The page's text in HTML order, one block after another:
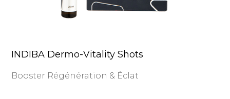
INDIBA Dermo-Vitality Shots
Booster Régénération & Éclat